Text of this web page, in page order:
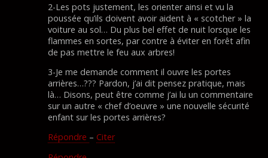
2-Les pots justement, les orienter ainsi et vu la
poussée qu’ils doivent avoir aident à « scotcher » la
voiture au sol… Du plus bel effet de nuit lorsque les
flammes en sortes, par contre à éviter en forêt afin
de pas mettre le feu aux arbres!
3-Je me demande comment il ouvre les portes
arrières…??? Pardon, j’ai dit pensez pratique, mais
là… Disons, peut être comme j’ai lu un commentaire
sur un autre « chef d’oeuvre » une nouvelle sécurité
enfant sur les portes arrières?
Répondre – Citer